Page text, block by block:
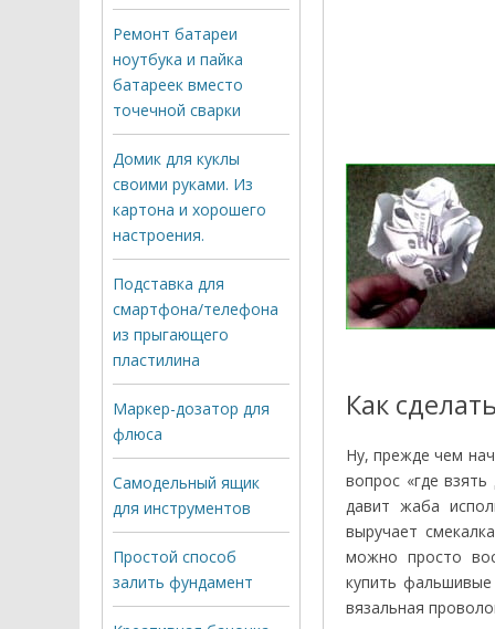
Как
Ну, прежде чем
вопрос «где
давит жаба
выручает
можно просто
купить
вязальная
Ремонт батареи
ноутбука и пайка
батареек вместо
точечной сварки
Домик для куклы
своими руками. Из
картона и хорошего
настроения.
Подставка для
смартфона/телефона
из прыгающего
пластилина
Маркер-дозатор для
флюса
Самодельный ящик
для инструментов
Простой способ
залить фундамент